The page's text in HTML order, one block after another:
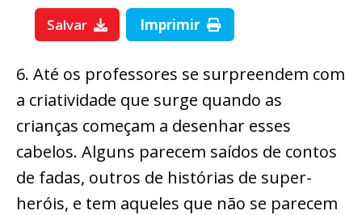
Salvar Imprimir
6. Até os professores se surpreendem com
a criatividade que surge quando as
crianças começam a desenhar esses
cabelos. Alguns parecem saídos de contos
de fadas, outros de histórias de super-
heróis, e tem aqueles que não se parecem